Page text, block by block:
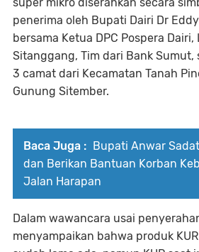
penerima oleh Bupati Dairi Dr
bersama Ketua DPC Pospera Dairi,
Sitanggang, Tim dari Bank
3 camat dari Kecamatan Tanah
Gunung Sitember.
Baca Juga : Bupati Anwar
dan Berikan Bantuan Korban
Jalan Harapan
Dalam wawancara usai
menyampaikan bahwa produk